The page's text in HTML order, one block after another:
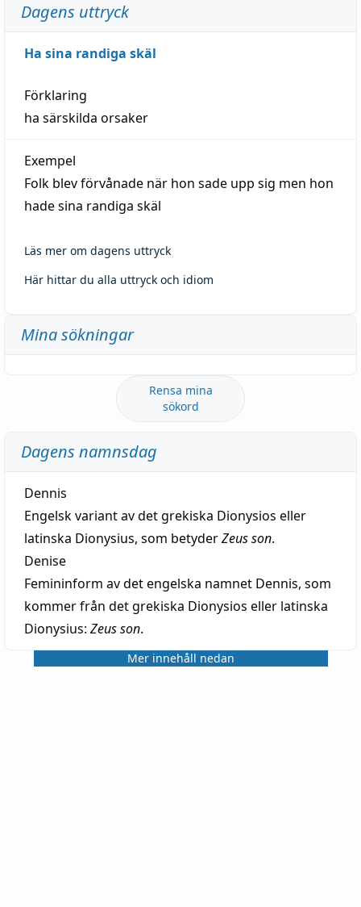
Dagens uttryck
Ha sina randiga skäl
Förklaring
ha särskilda orsaker
Exempel
Folk blev förvånade när hon sade upp sig men hon
hade sina randiga skäl
Läs mer om dagens uttryck
Här hittar du alla uttryck och idiom
Mina sökningar
Rensa mina
sökord
Dagens namnsdag
Dennis
Engelsk variant av det grekiska Dionysios eller
latinska Dionysius, som betyderZeus son.
Denise
Femininform av det engelska namnet Dennis, som
kommer från det grekiska Dionysios eller latinska
Dionysius: Zeus son.
Mer innehåll nedan